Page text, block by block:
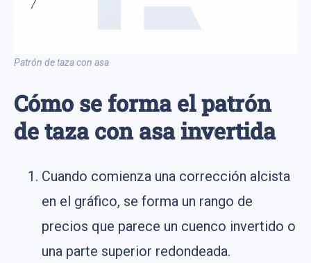
Patrón de taza con asa
Cómo se forma el patrón
de taza con asa invertida
Cuando comienza una corrección alcista
en el gráfico, se forma un rango de
precios que parece un cuenco invertido o
una parte superior redondeada.